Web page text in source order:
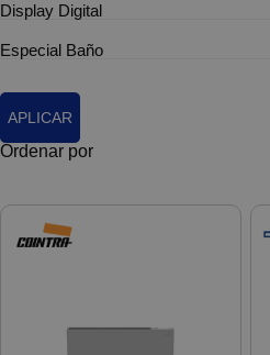
Display Digital
Especial Baño
APLICAR
Ordenar por